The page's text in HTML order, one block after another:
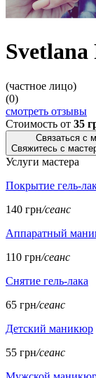
(частное лицо)
(0)
смотреть отзывы
Стоимость от 35
Связаться с
Свяжитесь с
Услуги мастера
Покрытие гель-
140 грн/сеанс
Аппаратный
110 грн/сеанс
Снятие гель-лака
65 грн/сеанс
Детский маникюр
55 грн/сеанс